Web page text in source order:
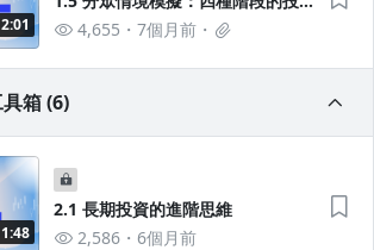
策略4,655 7個月前
箱 (6)
2.1 長期投資的進階思維
2,586
6個月前